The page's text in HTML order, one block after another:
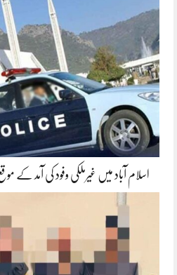
اسلام آباد میں غیرملکی وفود کی آمد کے